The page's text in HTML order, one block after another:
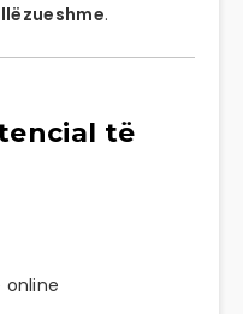
.
të
online